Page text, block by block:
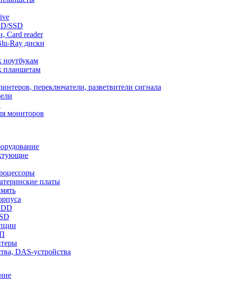
SSD
Card reader
Ray диски
ноутбукам
планшетам
переключатели, разветвители сигнала
мониторов
платы
DAS-устройства